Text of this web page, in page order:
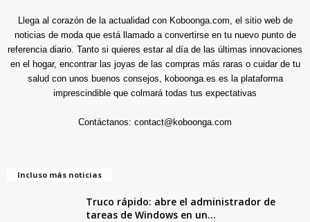
Llega al corazón de la actualidad con Koboonga.com, el sitio web de
noticias de moda que está llamado a convertirse en tu nuevo punto de
referencia diario. Tanto si quieres estar al día de las últimas innovaciones
en el hogar, encontrar las joyas de las compras más raras o cuidar de tu
salud con unos buenos consejos, koboonga.es es la plataforma
imprescindible que colmará todas tus expectativas
Contáctanos: contact@koboonga.com
Incluso más noticias
Truco rápido: abre el administrador de
tareas de Windows en un...